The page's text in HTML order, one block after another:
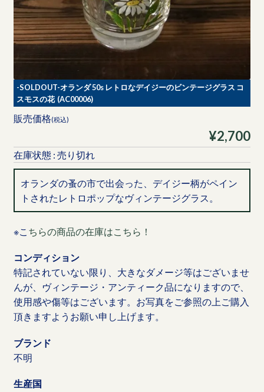
-SOLDOUT-オランダ 50s レトロなデイジーのビンテージグラス コ
スモスの花 (AC00006)
販売価格(税込)
¥2,700
在庫状態 : 売り切れ
オランダの蚤の市で出会った、デイジー柄がペイン
トされたレトロポップなヴィンテージグラス。
※こ ちらの商品の在庫はこちら！
コンディション
特記されていない限り、大きなダメージ等はございませ
んが、ヴィンテージ・アンティーク品になりますので、
使用感や傷等はございます。お写真をご参照の上ご購入
頂きますようお願い申し上げます。
ブランド
不明
生産国